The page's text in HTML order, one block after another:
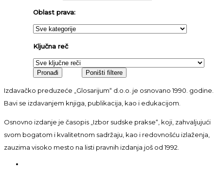
Oblast prava:
Ključna reč
Izdavačko preduzeće „Glosarijum“ d.o.o. je osnovano 1990. godine.
Bavi se izdavanjem knjiga, publikacija, kao i edukacijom.
Osnovno izdanje je časopis „Izbor sudske prakse“, koji, zahvaljujući
svom bogatom i kvalitetnom sadržaju, kao i redovnošću izlaženja,
zauzima visoko mesto na listi pravnih izdanja još od 1992.